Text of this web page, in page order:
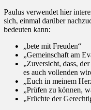
Paulus verwendet hier
sich, einmal darüber
bedeuten kann:
„bete mit Freuden“
„Gemeinschaft am
„Zuversicht, dass,
es auch vollenden
„Euch in meinem
„Prüfen zu können,
„Früchte der